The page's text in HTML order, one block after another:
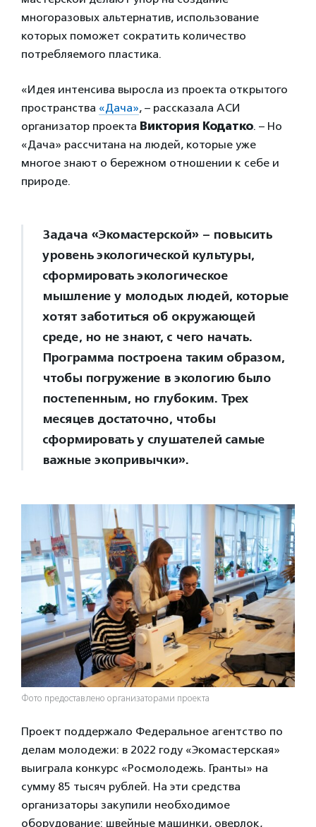
многоразовых альтернатив, использование
которых поможет сократить количество
потребляемого пластика.
«Идея интенсива выросла из проекта открытого
пространства «Дача», – рассказала АСИ
организатор проекта Виктория Кодатко. – Но
«Дача» рассчитана на людей, которые уже
многое знают о бережном отношении к себе и
природе.
Задача «Экомастерской» – повысить
уровень экологической культуры,
сформировать экологическое
мышление у молодых людей, которые
хотят заботиться об окружающей
среде, но не знают, с чего начать.
Программа построена таким образом,
чтобы погружение в экологию было
постепенным, но глубоким. Трех
месяцев достаточно, чтобы
сформировать у слушателей самые
важные экопривычки».
Фото предоставлено организаторами проекта
Проект поддержало Федеральное агентство по
делам молодежи: в 2022 году «Экомастерская»
выиграла конкурс «Росмолодежь. Гранты» на
сумму 85 тысяч рублей. На эти средства
организаторы закупили необходимое
оборудование: швейные машинки, оверлок,